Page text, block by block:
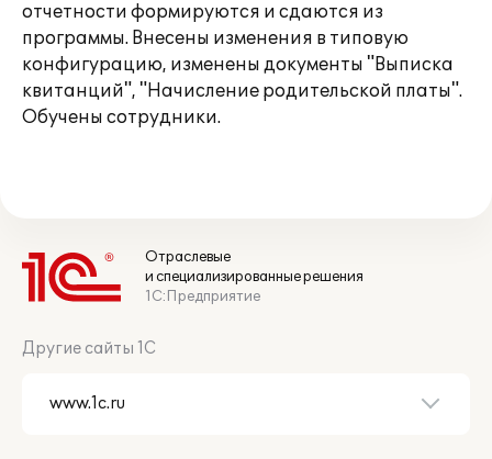
отчетности формируются и сдаются из
программы. Внесены изменения в типовую
конфигурацию, изменены документы "Выписка
квитанций", "Начисление родительской платы".
Обучены сотрудники.
Отраслевые
и специализированные решения
1С:Предприятие
Другие сайты 1С